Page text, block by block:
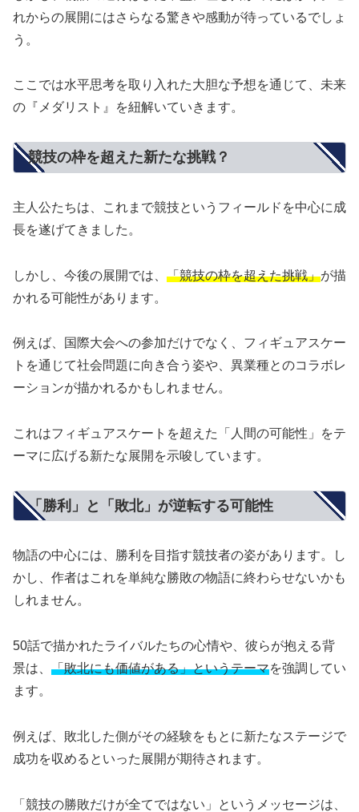
れからの展開にはさらなる驚きや感動が待っているでしょ
う。
ここでは水平思考を取り入れた大胆な予想を通じて、未来
の『メダリスト』を紐解いていきます。
競技の枠を超えた新たな挑戦？
主人公たちは、これまで競技というフィールドを中心に成
長を遂げてきました。
しかし、今後の展開では、 「競技の枠を超えた挑戦」が描
かれる可能性があります。
例えば、国際大会への参加だけでなく、フィギュアスケー
トを通じて社会問題に向き合う姿や、異業種とのコラボレ
ーションが描かれるかもしれません。
これはフィギュアスケートを超えた「人間の可能性」をテ
ーマに広げる新たな展開を示唆しています。
「勝利」と「敗北」が逆転する可能性
物語の中心には、勝利を目指す競技者の姿があります。し
かし、作者はこれを単純な勝敗の物語に終わらせないかも
しれません。
50話で描かれたライバルたちの心情や、彼らが抱える背
景は、 「敗北にも価値がある」というテーマを強調してい
ます。
例えば、敗北した側がその経験をもとに新たなステージで
成功を収めるといった展開が期待されます。
「競技の勝敗だけが全てではない」というメッセージは、